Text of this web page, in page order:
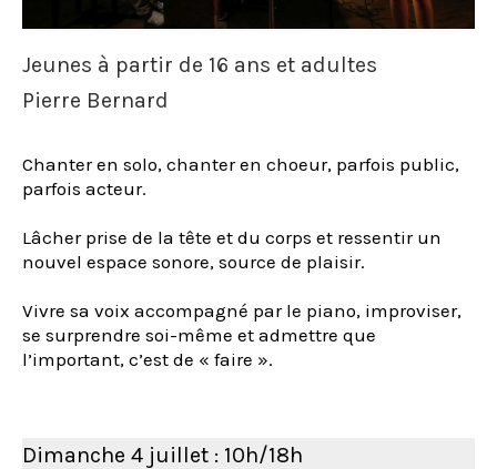
Jeunes à partir de 16 ans et adultes
Pierre Bernard
Chanter en solo, chanter en choeur, parfois public,
parfois acteur.
Lâcher prise de la tête et du corps et ressentir un
nouvel espace sonore, source de plaisir.
Vivre sa voix accompagné par le piano, improviser,
se surprendre soi-même et admettre que
l’important, c’est de « faire ».
Dimanche 4 juillet : 10h/18h